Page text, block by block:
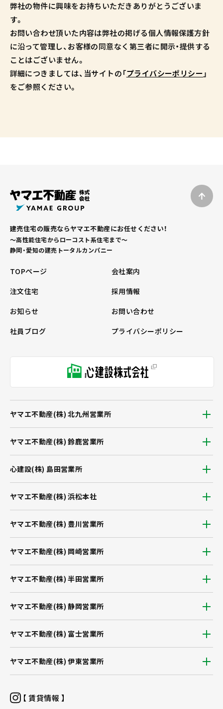
弊社の物件に興味をお持ちいただきありがとうございま
す。
お問い合わせ頂いた内容は弊社の掲げる個人情報保護方針
に沿って管理し、お客様の同意なく第三者に開示・提供する
ことはございません。
詳細につきましては、当サイトの「プライバシーポリシー」
をご参照ください。
建売住宅の販売ならヤマエ不動産にお任せください！
～高性能住宅からローコスト系住宅まで～
静岡・愛知の建売トータルカンパニー
TOPページ
会社案内
注文住宅
採用情報
お知らせ
お問い合わせ
社員ブログ
プライバシーポリシー
ヤマエ不動産(株) 浜松本社
ヤマエ不動産(株) 静岡営業所
ヤマエ不動産(株) 豊川営業所
ヤマエ不動産(株) 富士営業所
ヤマエ不動産(株) 岡崎営業所
ヤマエ不動産(株) 伊東営業所
ヤマエ不動産(株) 半田営業所
ヤマエ不動産(株) 北九州営業所
ヤマエ不動産(株) 鈴鹿営業所
心建設(株) 島田営業所
【 賃貸情報 】